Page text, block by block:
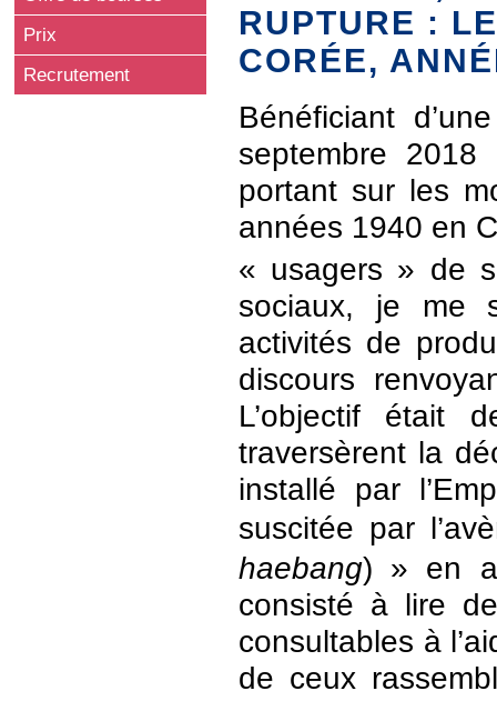
Prix
Recrutement
RUPTURE :
CORÉE,
Bénéficiant
septembre
portant sur les
années 1940 en
« usagers » de
sociaux, je me
activités de
discours
L’objectif était
traversèrent la
installé par
suscitée par
haebang) » en
consisté à lire
consultables à
de ceux